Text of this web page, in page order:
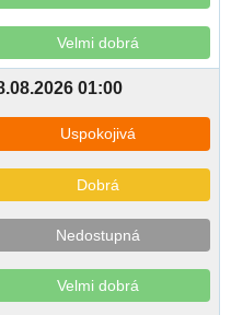
Velmi dobrá
01:00
Uspokojivá
Dobrá
Nedostupná
Velmi dobrá